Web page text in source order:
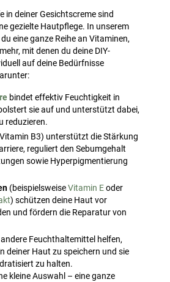
in deiner Gesichtscreme sind
gezielte Hautpflege. In unserem
eine ganze Reihe an Vitaminen,
mit denen du deine DIY-
auf deine Bedürfnisse
bindet effektiv Feuchtigkeit in
sie auf und unterstützt dabei,
reduzieren.
B3) unterstützt die Stärkung
reguliert den Sebumgehalt
sowie Hyperpigmentierung
(beispielsweiseVitamin Eoder
) schützen deine Haut vor
und fördern die Reparatur von
Feuchthaltemittel helfen,
deiner Haut zu speichern und sie
zu halten.
kleine Auswahl – eine ganze